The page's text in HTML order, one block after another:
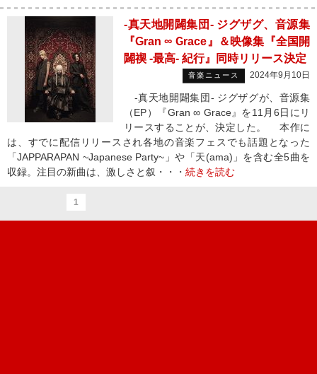
-真天地開闢集団- ジグザグ、音源集
『Gran ∞ Grace』＆映像集『全国開
闢禊 -最高- 紀行』同時リリース決定
音楽ニュース 2024年9月10日
-真天地開闢集団- ジグザグが、音源集
（EP）『Gran ∞ Grace』を11月6日にリ
リースすることが、決定した。 本作に
は、すでに配信リリースされ各地の音楽フェスでも話題となった
「JAPPARAPAN ~Japanese Party~」や「天(ama)」を含む全5曲を
収録。注目の新曲は、激しさと叙・・・ 続きを読む
1